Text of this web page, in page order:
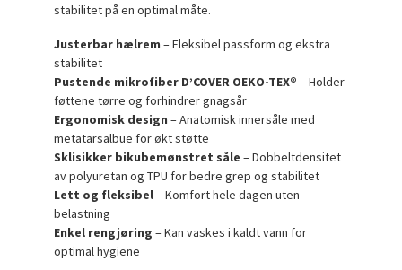
stabilitet på en optimal måte.
Justerbar hælrem – Fleksibel passform og ekstra
stabilitet
Pustende mikrofiber D’COVER OEKO-TEX® – Holder
føttene tørre og forhindrer gnagsår
Ergonomisk design – Anatomisk innersåle med
metatarsalbue for økt støtte
Sklisikker bikubemønstret såle – Dobbeltdensitet
av polyuretan og TPU for bedre grep og stabilitet
Lett og fleksibel– Komfort hele dagen uten
belastning
Enkel rengjøring – Kan vaskes i kaldt vann for
optimal hygiene